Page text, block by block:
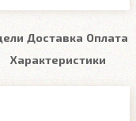
Доставка Оплата
Характеристики